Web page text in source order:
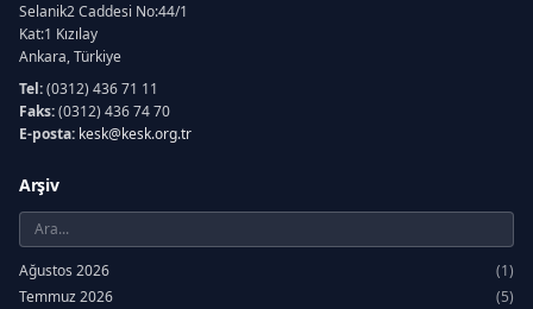
Selanik2 Caddesi No:44/1
Kat:1 Kızılay
Ankara, Türkiye
Tel:(0312) 436 71 11
Faks:(0312) 436 74 70
E-posta: kesk@kesk.org.tr
Arşiv
Ağustos 2026
(1)
Temmuz 2026
(5)